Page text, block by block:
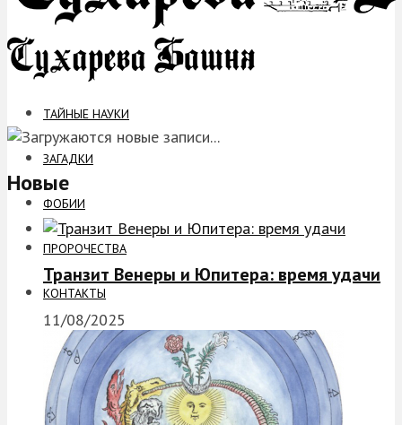
ТАЙНЫЕ НАУКИ
ЗАГАДКИ
ФОБИИ
ПРОРОЧЕСТВА
КОНТАКТЫ
Новые
Транзит Венеры и Юпитера: время удачи
11/08/2025